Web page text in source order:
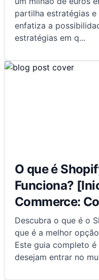
partilha estratégias
enfatiza a
estratégias em q...
O que é
Funciona?
Commerce:
Descubra o que é o
que é a melhor
Este guia completo
desejam entrar no